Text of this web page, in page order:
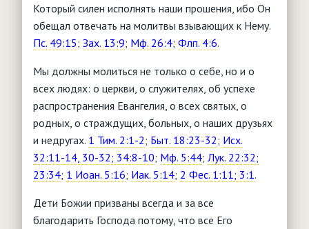
Который силен исполнять наши прошения, ибо Он
обещал отвечать на молитвы взывающих к Нему.
Пс. 49:15; Зах. 13:9; Мф. 26:4; Флп. 4:6.
Мы должны молиться не только о себе, но и о
всех людях: о церкви, о служителях, об успехе
распространения Евангелия, о всех святых, о
родных, о страждущих, больных, о наших друзьях
и недругах. 1 Тим. 2:1-2; Быт. 18:23-32; Исх.
32:11-14, 30-32; 34:8-10; Мф. 5:44; Лук. 22:32;
23:34; 1 Иоан. 5:16; Иак. 5:14; 2 Фес. 1:11; 3:1.
Дети Божии призваны всегда и за все
благодарить Господа потому, что все Его